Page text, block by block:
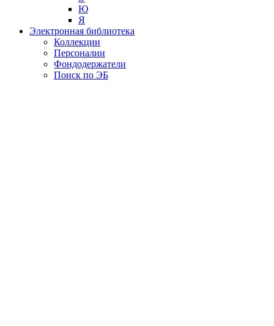
Ю
Я
Электронная библиотека
Коллекции
Персоналии
Фондодержатели
Поиск по ЭБ